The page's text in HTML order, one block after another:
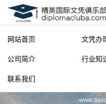
网站首页 文凭办
公司简介 行业知
联系我们